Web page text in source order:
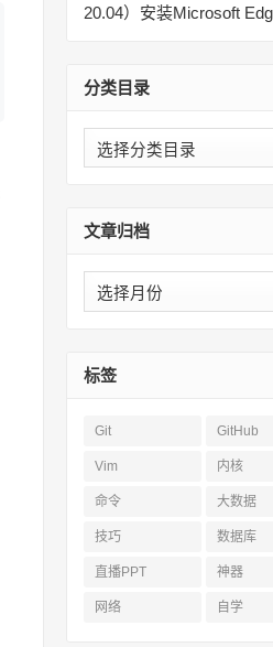
20.04）安装Microsoft
分类目录
分
类
文章归档
文
章
标签
Git GitHub
Vim 内核
命令 大数据
技巧 数据库
直播PPT 神器
网络 自学